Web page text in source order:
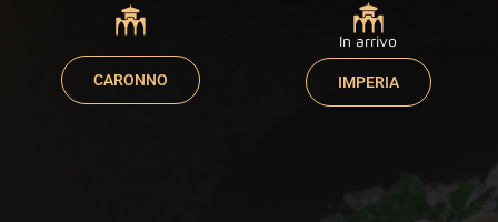
CARONNO
In arrivo
IMPERIA